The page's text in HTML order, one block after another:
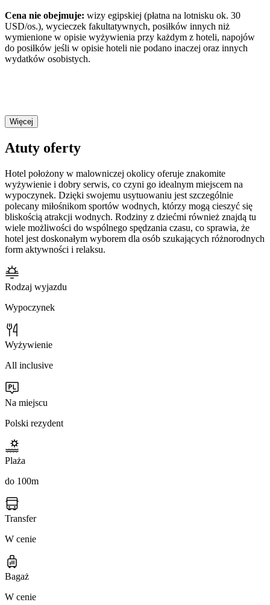
Cena nie obejmuje: wizy egipskiej (płatna na lotnisku ok. 30
USD/os.), wycieczek fakultatywnych, posiłków innych niż
wymienione w opisie wyżywienia przy każdym z hoteli, napojów
do posiłków jeśli w opisie hoteli nie podano inaczej oraz innych
wydatków osobistych.
Więcej
Atuty oferty
Hotel położony w malowniczej okolicy oferuje znakomite
wyżywienie i dobry serwis, co czyni go idealnym miejscem na
wypoczynek. Dzięki swojemu usytuowaniu jest szczególnie
polecany miłośnikom sportów wodnych, którzy mogą cieszyć się
bliskością atrakcji wodnych. Rodziny z dziećmi również znajdą tu
wiele możliwości do wspólnego spędzania czasu, co sprawia, że
hotel jest doskonałym wyborem dla osób szukających różnorodnych
form aktywności i relaksu.
Rodzaj wyjazdu
Wypoczynek
Wyżywienie
All inclusive
Na miejscu
Polski rezydent
Plaża
do 100m
Transfer
W cenie
Bagaż
W cenie